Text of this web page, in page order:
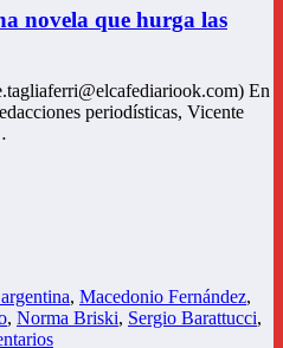
novela que hurga las
En
periodísticas, Vicente
, Macedonio Fernández,
, Norma Briski, Sergio Barattucci,